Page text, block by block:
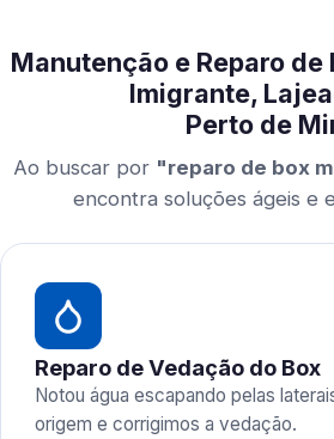
Manutenção e Reparo de
Imigrante,
Perto de
Ao buscar por "reparo de box
encontra soluções ágeis e
Reparo de Vedação do Box
Notou água escapando pelas
origem e corrigimos a vedação.